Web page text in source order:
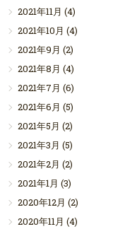
2021年11月 (4)
2021年10月 (4)
2021年9月 (2)
2021年8月 (4)
2021年7月 (6)
2021年6月 (5)
2021年5月 (2)
2021年3月 (5)
2021年2月 (2)
2021年1月 (3)
2020年12月 (2)
2020年11月 (4)